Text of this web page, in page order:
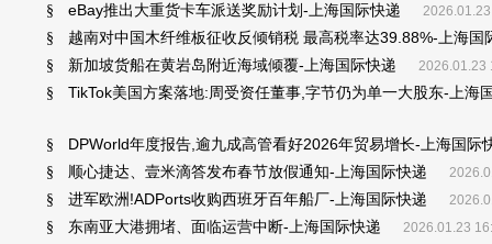
§ eBay推出大重货卡车派送奖励计划-上海国际快递
§ 越南对中国木纤维板征收反倾销税 最高税率达39.88%-上海国
§ 新加坡货船在黄岩岛附近海域倾覆-上海国际快递 2026.01.23
§ TikTok美国方案落地:周受资任董事,字节仍为单一大股东-上海
§ DPWorld年度报告,逾九成高管看好2026年贸易增长-上海国际
§ 顺心捷达、壹米滴答发布春节放假通知-上海国际快递
§ 进军欧洲!ADPorts收购西班牙百年船厂-上海国际快递
§ 东南亚大港拥堵、面临运营中断-上海国际快递 2026.01.23